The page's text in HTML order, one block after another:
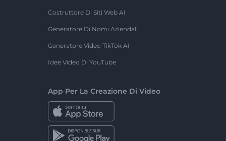
Costruttore Di Siti Web AI
Generatore Di Nomi Aziendali
Generatore Video TikTok AI
Idee Video Di YouTube
App Per La Creazione Di Video